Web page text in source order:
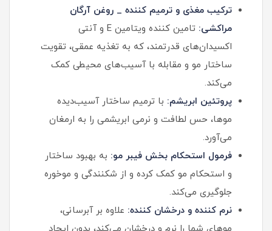
ترکیب مغذی و ترمیم کننده _ روغن آرگان
مراکشی:
تامین کننده ویتامین E و آنتی
اکسیدان‌های قدرتمند، که به تغذیه عمقی، تقویت
ساختار مو و مقابله با آسیب‌های محیطی کمک
می‌کند.
پروتئین ابریشم: با ترمیم ساختار آسیب‌دیده
موها، حس لطافت و نرمی ابریشمی را به ارمغان
می‌آورد.
فرمول استحکام بخش فیبر مو: به بهبود ساختار
و استحکام مو کمک کرده و از شکنندگی و موخوره
جلوگیری می‌کند.
نرم کننده و درخشان کننده: علاوه بر آبرسانی،